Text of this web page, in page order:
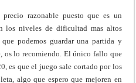
razonable puesto que es un
los niveles de dificultad mas altos
podemos guardar una partida y
os lo recomiendo. El único fallo que
, es que el juego sale cortado por los
algo que espero que mejoren en